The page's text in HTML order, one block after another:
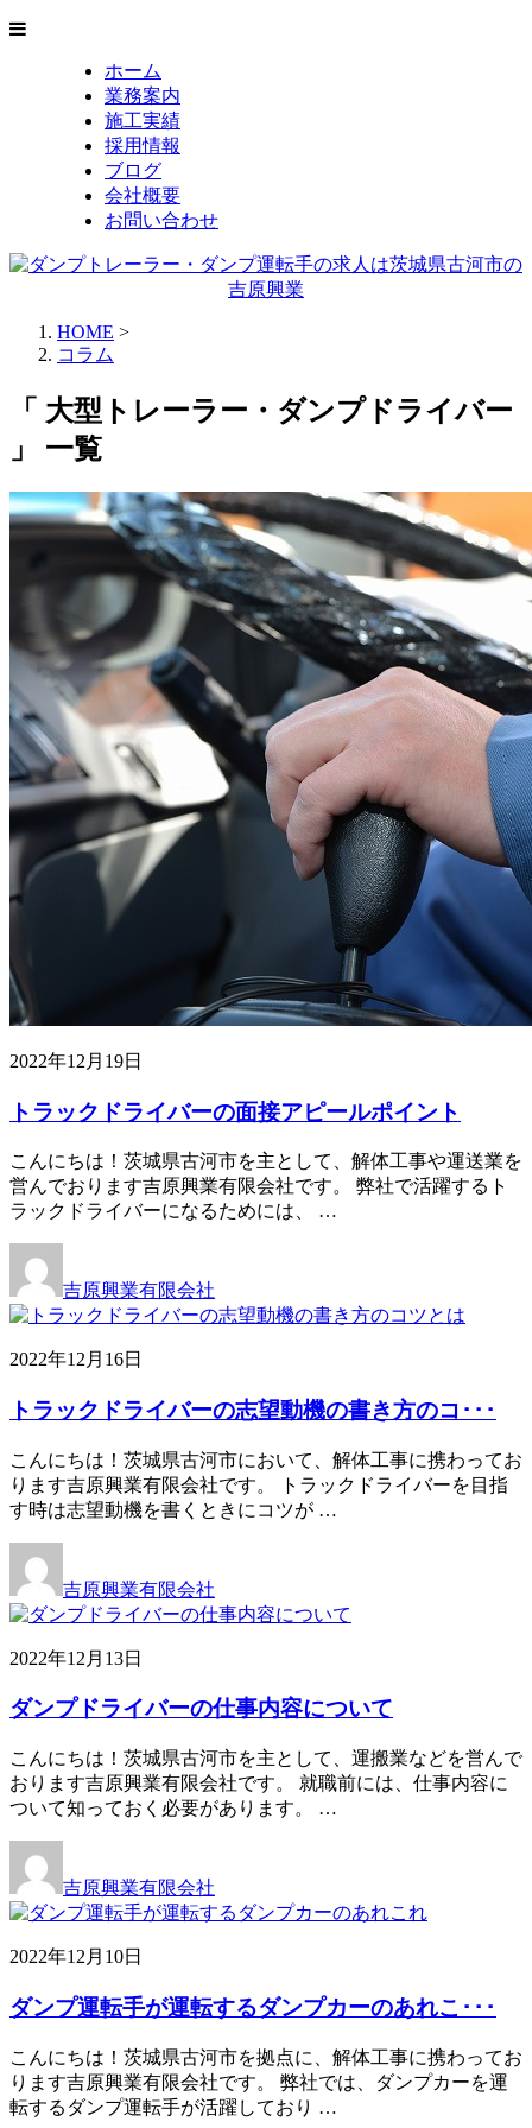
ホーム
業務案内
施工実績
採用情報
ブログ
会社概要
お問い合わせ
HOME >
コラム
「 大型トレーラー・ダンプドライバー
」 一覧
2022年12月19日
トラックドライバーの面接アピールポイント
こんにちは！茨城県古河市を主として、解体工事や運送業を
営んでおります吉原興業有限会社です。 弊社で活躍するト
ラックドライバーになるためには、 …
吉原興業有限会社
2022年12月16日
トラックドライバーの志望動機の書き方のコ･･･
こんにちは！茨城県古河市において、解体工事に携わってお
ります吉原興業有限会社です。 トラックドライバーを目指
す時は志望動機を書くときにコツが …
吉原興業有限会社
2022年12月13日
ダンプドライバーの仕事内容について
こんにちは！茨城県古河市を主として、運搬業などを営んで
おります吉原興業有限会社です。 就職前には、仕事内容に
ついて知っておく必要があります。 …
吉原興業有限会社
2022年12月10日
ダンプ運転手が運転するダンプカーのあれこ･･･
こんにちは！茨城県古河市を拠点に、解体工事に携わってお
ります吉原興業有限会社です。 弊社では、ダンプカーを運
転するダンプ運転手が活躍しており …